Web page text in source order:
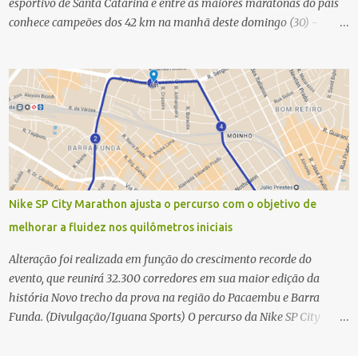
conhece campeões dos 42 km na manhã deste domingo (30) -
Floripa Fibra 2025. Na manhã deste sábado (30) foram conhecidos
os campeões dos 21 km do maior evento esportivo de Santa
Catarina. A mineira Jessica Ladeira e o queniano Wilson Mutua
foram os vencedores da meia maratona, ambos com a quebra de
recorde da prova. Neste domingo (31) será a vez da prova principal,
os 42,195 km da maratona, além da corrida de 5 KM. As largadas,
na Avenida Beira-Mar Norte, em Florianópolis, na altura do
Trapiche, começam às 5h10. Entre as maiores maratonas
brasileiras deste ano, a Maratona Internacional de Floripa Fibra
2025 reúne um total de 19.230 atletas. Além da meia marat...
Nike SP City Marathon ajusta o percurso com o objetivo de
melhorar a fluidez nos quilômetros iniciais
Alteração foi realizada em função do crescimento recorde do
evento, que reunirá 32.300 corredores em sua maior edição da
história Novo trecho da prova na região do Pacaembu e Barra
Funda. (Divulgação/Iguana Sports) O percurso da Nike SP City